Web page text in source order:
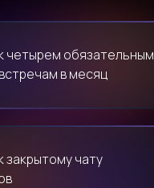
закрытому чату
четырем обязательным
в месяц